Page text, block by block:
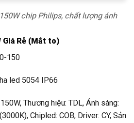
chip Philips, chất lượng ánh
Giá Rẻ (Mắt to)
150
led 5054 IP66
Thương hiệu: TDL, Ánh sáng:
Chipled: COB, Driver: CY, Sản